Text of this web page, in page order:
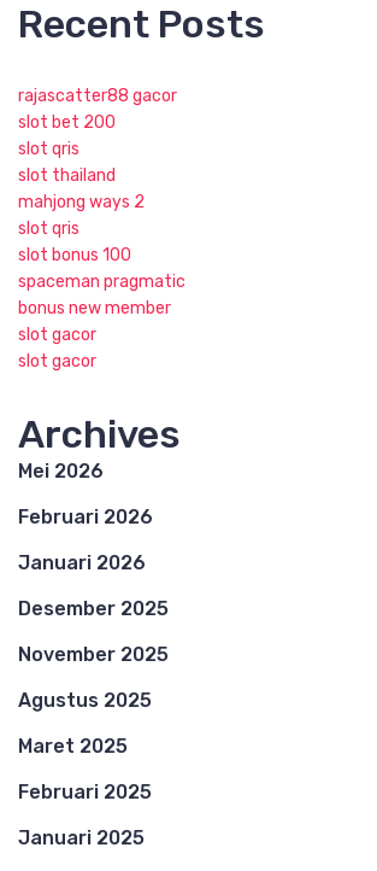
Recent Posts
rajascatter88 gacor
slot bet 200
slot qris
slot thailand
mahjong ways 2
slot qris
slot bonus 100
spaceman pragmatic
bonus new member
slot gacor
slot gacor
Archives
Mei 2026
Februari 2026
Januari 2026
Desember 2025
November 2025
Agustus 2025
Maret 2025
Februari 2025
Januari 2025